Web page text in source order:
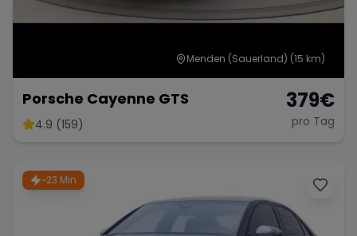
Menden (Sauerland) (15 km)
Porsche Cayenne GTS
4.9 (159)
379€
pro Tag
~23 Min